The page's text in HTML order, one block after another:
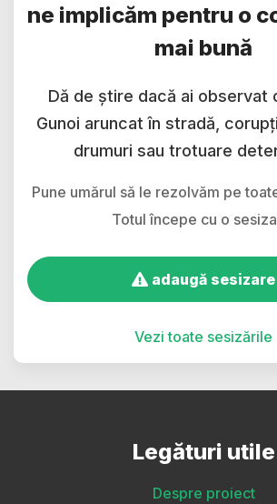
ne implicăm pentru o
mai bună
Dă de știre dacă ai observat
Gunoi aruncat în stradă,
drumuri sau trotuare
Pune umărul să le rezolvăm pe
Totul începe cu o
adaugă sesizare
Vezi toate sesizările
Legături utile
Despre proiect